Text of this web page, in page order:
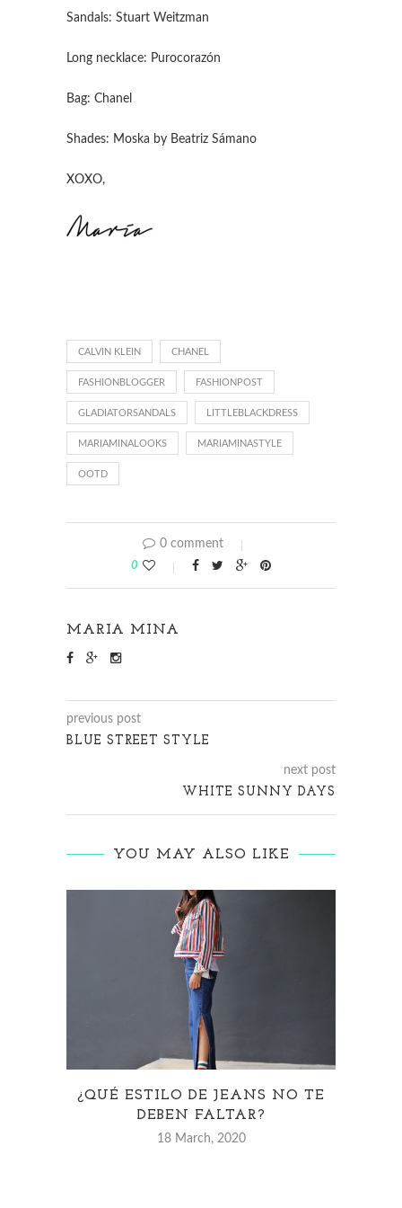
Sandals: Stuart Weitzman
Long necklace: Purocorazón
Bag: Chanel
Shades: Moska by Beatriz Sámano
XOXO,
CALVIN KLEIN CHANEL
FASHIONBLOGGER FASHIONPOST
GLADIATORSANDALS LITTLEBLACKDRESS
MARIAMINALOOKS MARIAMINASTYLE
OOTD
0 comment
0
MARIA MINA
previous post
BLUE STREET STYLE
next post
WHITE SUNNY DAYS
YOU MAY ALSO LIKE
¿QUÉ ESTILO DE JEANS NO TE
DEBEN FALTAR?
18 March, 2020